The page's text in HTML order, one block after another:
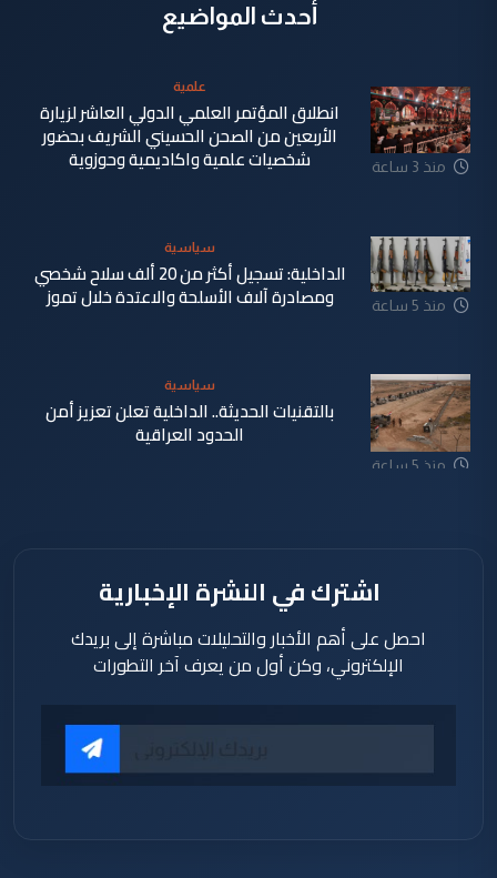
أحدث المواضيع
منذ 3 ساعة
علمية
انطلاق المؤتمر العلمي الدولي العاشر لزيارة
الأربعين من الصحن الحسيني الشريف بحضور
شخصيات علمية واكاديمية وحوزوية
منذ 5 ساعة
سياسية
الداخلية: تسجيل أكثر من 20 ألف سلاح شخصي
ومصادرة آلاف الأسلحة والاعتدة خلال تموز
منذ 5 ساعة
سياسية
بالتقنيات الحديثة.. الداخلية تعلن تعزيز أمن
الحدود العراقية
اشترك في النشرة الإخبارية
احصل على أهم الأخبار والتحليلات مباشرة إلى بريدك
الإلكتروني، وكن أول من يعرف آخر التطورات